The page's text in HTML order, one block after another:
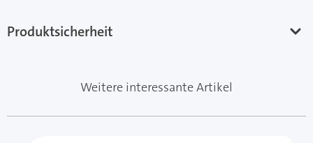
Produktsicherheit
Weitere interessante Artikel